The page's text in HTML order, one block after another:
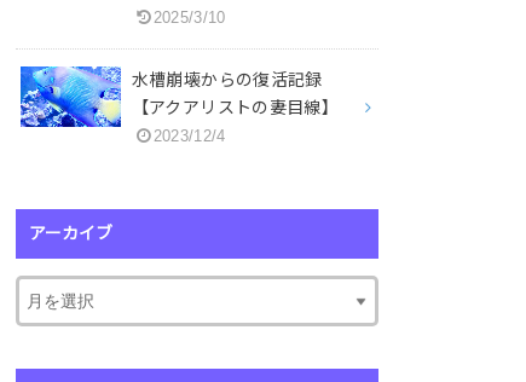
2025/3/10
水槽崩壊からの復活記録
【アクアリストの妻目線】
2023/12/4
アーカイブ